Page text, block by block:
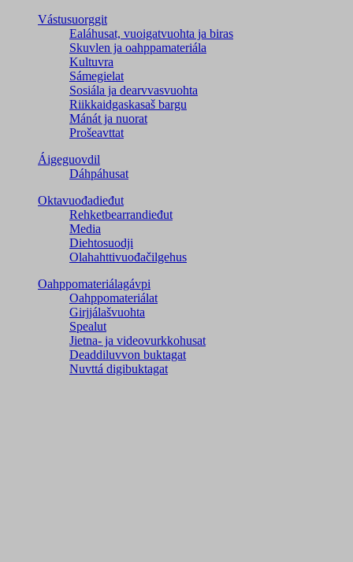
Vástusuorggit
Ealáhusat, vuoigatvuohta ja biras
Skuvlen ja oahppamateriála
Kultuvra
Sámegielat
Sosiála ja dearvvasvuohta
Riikkaidgaskasaš bargu
Mánát ja nuorat
Prošeavttat
Áigeguovdil
Dáhpáhusat
Oktavuođadieđut
Rehketbearrandieđut
Media
Diehtosuodji
Olahahttivuođačilgehus
Oahppomateriálagávpi
Oahppomateriálat
Girjjálašvuohta
Spealut
Jietna- ja videovurkkohusat
Deaddiluvvon buktagat
Nuvttá digibuktagat